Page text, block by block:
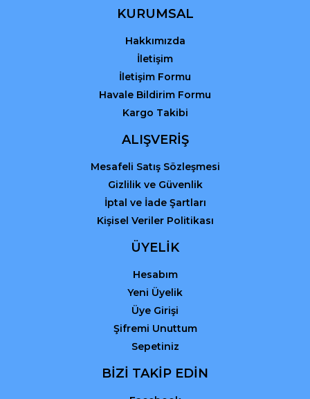
Ürün fiyatı diğer sitelerden daha pahalı.
Gönder
KURUMSAL
Hakkımızda
İletişim
İletişim Formu
Havale Bildirim Formu
Kargo Takibi
ALIŞVERİŞ
Mesafeli Satış Sözleşmesi
Gizlilik ve Güvenlik
İptal ve İade Şartları
Kişisel Veriler Politikası
ÜYELİK
Hesabım
Yeni Üyelik
Üye Girişi
Şifremi Unuttum
Sepetiniz
BİZİ TAKİP EDİN